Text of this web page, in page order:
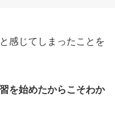
感じてしまったことを
を始めたからこそわか